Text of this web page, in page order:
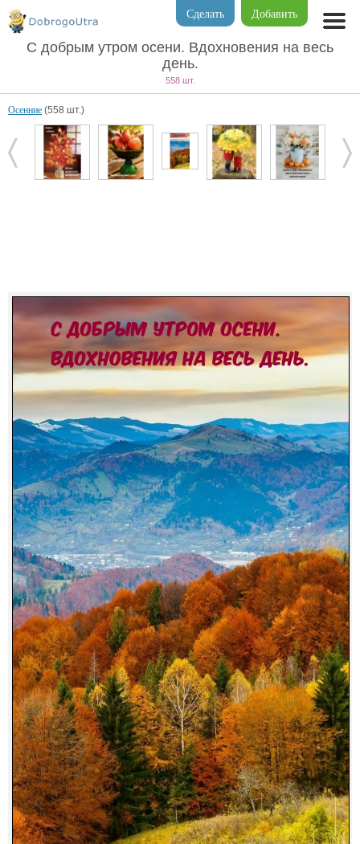
Добавить
Сделать
С добрым утром осени. Вдохновения на весь
день.
558 шт.
Осенние (558 шт.)